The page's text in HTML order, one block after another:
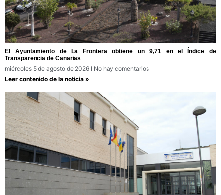
El Ayuntamiento de La Frontera obtiene un 9,71 en el Índice de
Transparencia de Canarias
miércoles 5 de agosto de 2026
No hay comentarios
Leer contenido de la noticia »